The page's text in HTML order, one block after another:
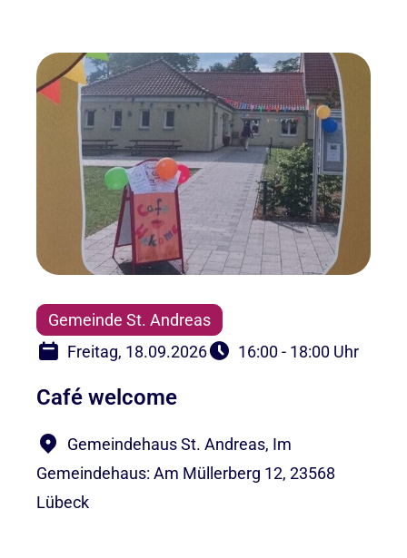
Gemeinde St. Andreas
Freitag, 18.09.2026
16:00 - 18:00 Uhr
Café welcome
Gemeindehaus St. Andreas, Im
Gemeindehaus: Am Müllerberg 12, 23568
Lübeck